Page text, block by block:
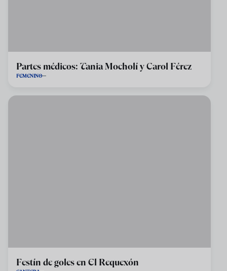
Partes médicos: Tania Mocholí y Carol Férez
FEMENINO
Festín de goles en El Requexón